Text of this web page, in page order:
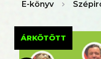
E-könyv
ÁRKÖTÖTT